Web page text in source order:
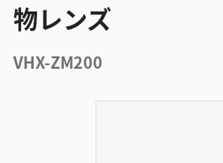
物レンズ
VHX-ZM200